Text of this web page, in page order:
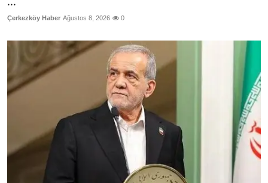
Çerkezköy Haber Ağustos 8, 2026 0